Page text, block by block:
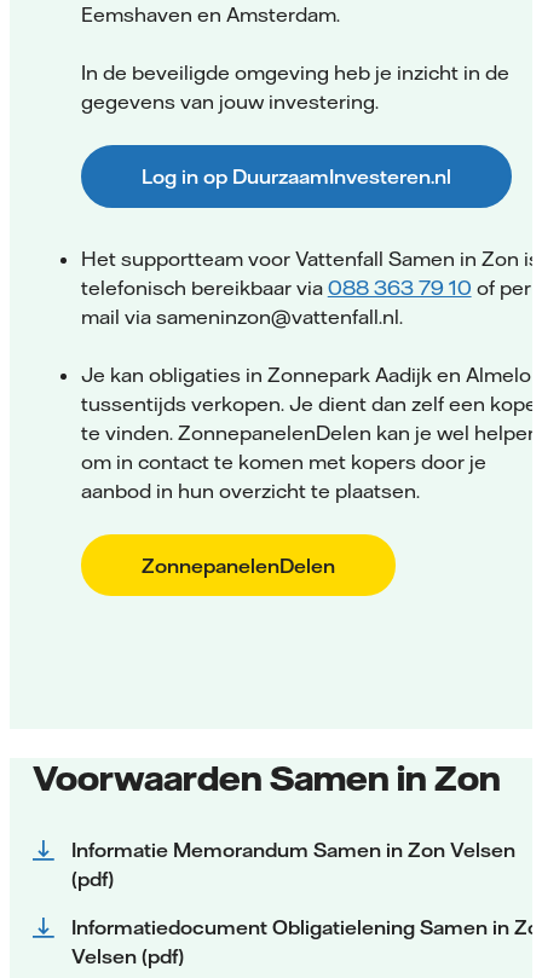
Eemshaven en Amsterdam.
In de beveiligde omgeving heb je inzicht in de
gegevens van jouw investering.
Log in op DuurzaamInvesteren.nl
Het supportteam voor Vattenfall Samen in Zon is
telefonisch bereikbaar via 088 363 79 10 of per
mail via sameninzon@vattenfall.nl.
Je kan obligaties in Zonnepark Aadijk en Almelo
tussentijds verkopen. Je dient dan zelf een
te vinden. ZonnepanelenDelen kan je wel helpen
om in contact te komen met kopers door je
aanbod in hun overzicht te plaatsen.
ZonnepanelenDelen
Voorwaarden Samen in Zon
Informatie Memorandum Samen in Zon Velsen
(pdf)
Informatiedocument Obligatielening Samen in
Velsen (pdf)